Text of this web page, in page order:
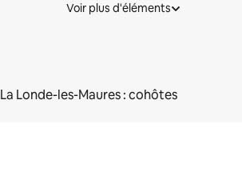
Voir plus d'éléments
La Londe-les-Maures : cohôtes